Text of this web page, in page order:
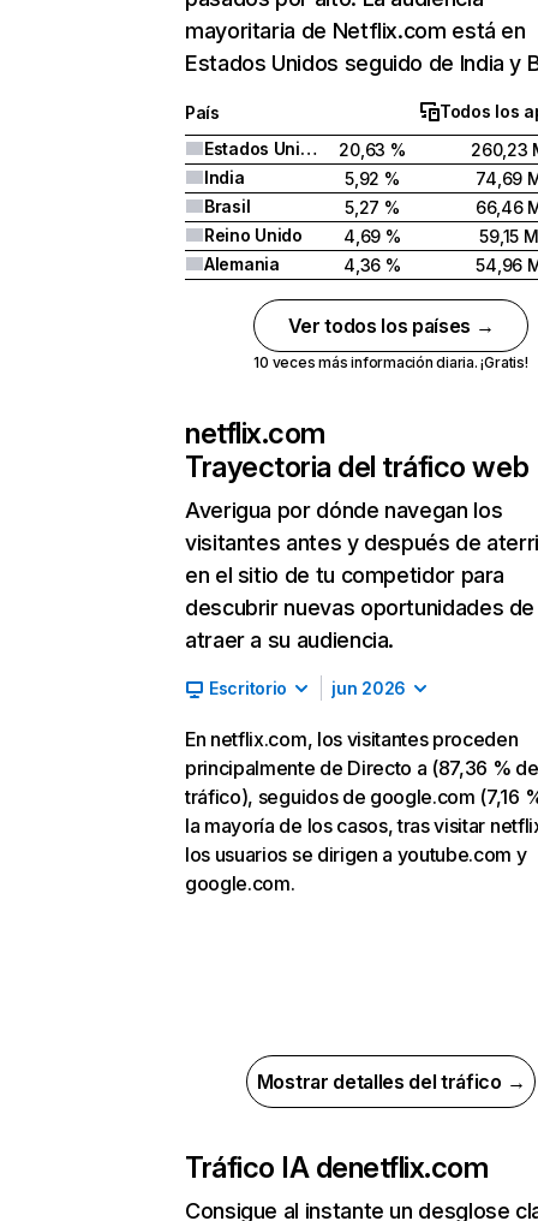
mayoritaria de Netflix.com está en
Estados Unidos seguido de India y
País
Todos los
Estados Unidos
20,63 %
260,23
India
5,92 %
74,69
Brasil
5,27 %
66,46
Reino Unido
4,69 %
59,15 M
Alemania
4,36 % 54,96
Ver todos los países →
10 veces más información diaria. ¡Gratis!
netflix.com
Trayectoria del tráfico web
Averigua por dónde navegan los
visitantes antes y después de
en el sitio de tu competidor para
descubrir nuevas oportunidades de
atraer a su audiencia.
Escritorio jun 2026
En netflix.com, los visitantes proceden
principalmente de Directo a (87,36 % de
tráfico), seguidos de google.com (7,16
la mayoría de los casos, tras visitar
los usuarios se dirigen a youtube.com y
google.com.
Mostrar detalles del tráfico →
Tráfico IA denetflix.com
Consigue al instante un desglose